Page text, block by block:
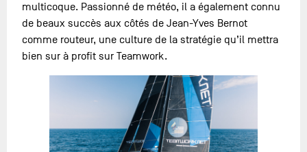
multicoque. Passionné de météo, il a également connu
de beaux succès aux côtés de Jean-Yves Bernot
comme routeur, une culture de la stratégie qu’il mettra
bien sur à profit sur Teamwork.